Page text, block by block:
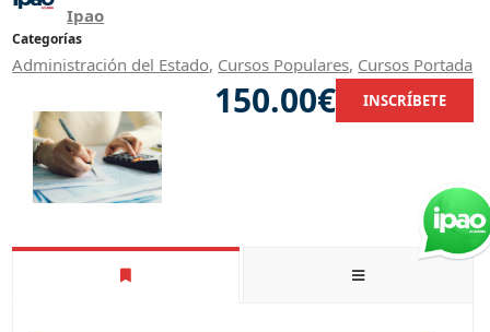
Ipao
Categorías
Administración del Estado, Cursos Populares, Cursos Portada
150.00€ INSCRÍBETE